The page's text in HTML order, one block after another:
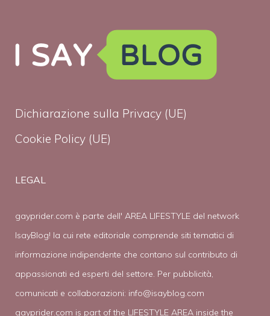
Dichiarazione sulla Privacy (UE)
Cookie Policy (UE)
LEGAL
gayprider.com è parte dell' AREA LIFESTYLE del network
IsayBlog! la cui rete editoriale comprende siti tematici di
informazione indipendente che contano sul contributo di
appassionati ed esperti del settore. Per pubblicità,
comunicati e collaborazioni: info@isayblog.com
gayprider.com is part of the LIFESTYLE AREA inside the